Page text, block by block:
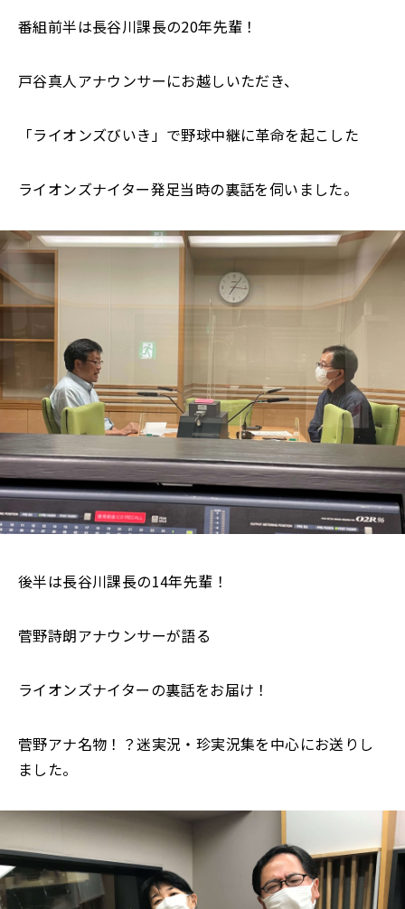
番組前半は長谷川課長の20年先輩！
戸谷真人アナウンサーにお越しいただき、
「ライオンズびいき」で野球中継に革命を起こした
ライオンズナイター発足当時の裏話を伺いました。
後半は長谷川課長の14年先輩！
菅野詩朗アナウンサーが語る
ライオンズナイターの裏話をお届け！
菅野アナ名物！？迷実況・珍実況集を中心にお送りし
ました。